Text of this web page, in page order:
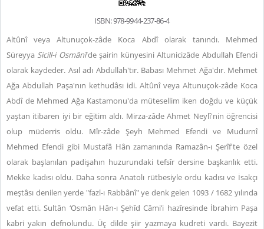
ISBN: 978-9944-237-86-4
Altûnî veya Altunuçok-zâde Koca Abdî olarak tanındı. Mehmed
Süreyya Sicill-i Osmânî'de şairin künyesini Altunicizâde Abdullah Efendi
olarak kaydeder. Asıl adı Abdullah'tır. Babası Mehmet Ağa'dır. Mehmet
Ağa Abdullah Paşa'nın kethudâsı idi. Altûnî veya Altunuçok-zâde Koca
Abdî de Mehmed Ağa Kastamonu'da mütesellim iken doğdu ve küçük
yaştan itibaren iyi bir eğitim aldı. Mirza-zâde Ahmet Neylî'nin öğrencisi
olup müderris oldu. Mîr-zâde Şeyh Mehmed Efendi ve Mudurnî
Mehmed Efendi gibi Mustafâ Hân zamanında Ramazân-ı Şerîf'te özel
olarak başlanılan padişahın huzurundaki tefsîr dersine başkanlık etti.
Mekke kadısı oldu. Daha sonra Anatolı rütbesiyle ordu kadısı ve İsakçı
meştâsı denilen yerde "fazl-ı Rabbânî" ye denk gelen 1093 / 1682 yılında
vefat etti. Sultân ‘Osmân Hân-ı Şehîd Câmi’i hazîresinde İbrahim Paşa
kabri yakın defnolundu. Üç dilde şiir yazmaya kudreti vardı. Bayezit